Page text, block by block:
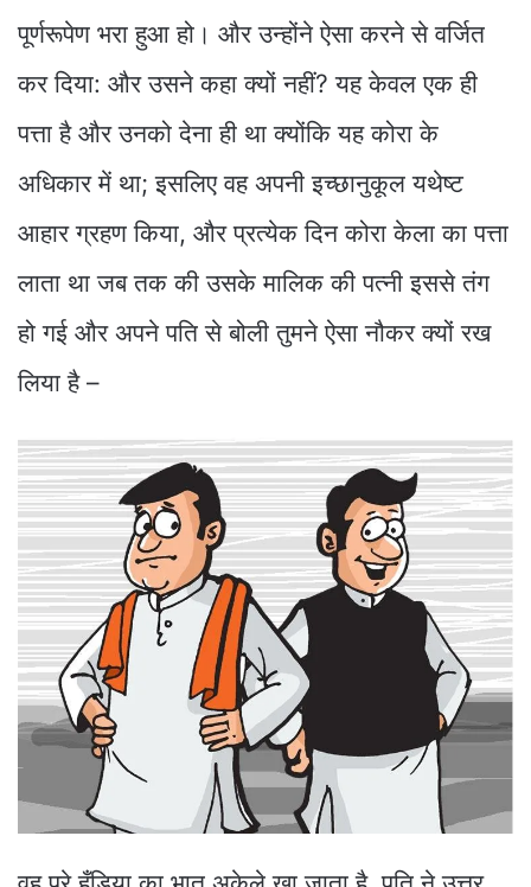
पूर्णरूपेण भरा हुआ हो। और उन्होंने ऐसा करने से वर्जित
कर दिया: और उसने कहा क्यों नहीं? यह केवल एक ही
पत्ता है और उनको देना ही था क्योंकि यह कोरा के
अधिकार में था; इसलिए वह अपनी इच्छानुकूल यथेष्ट
आहार ग्रहण किया, और प्रत्येक दिन कोरा केला का पत्ता
लाता था जब तक की उसके मालिक की पत्नी इससे तंग
हो गई और अपने पति से बोली तुमने ऐसा नौकर क्यों रख
लिया है –